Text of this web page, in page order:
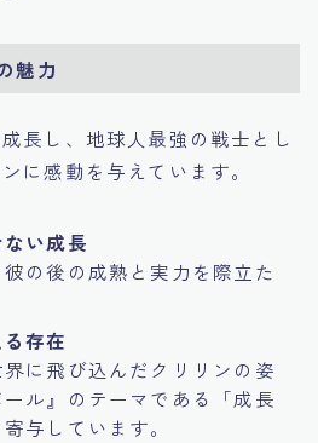
魅力
長し、地球人最強の戦士とし
に感動を与えています。
い成長
の後の成熟と実力を際立た
存在
に飛び込んだクリリンの姿
ル』のテーマである「成長
与しています。